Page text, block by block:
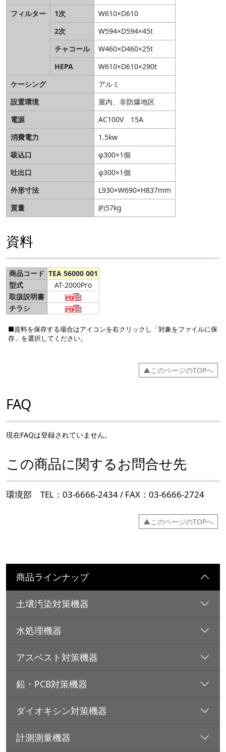
フィルター
1次
W610×D610
2次
W594×D594×45t
チャコール
W460×D460×25t
HEPA
W610×D610×290t
ケーシング
アルミ
設置環境
屋内、非防爆地区
電源
AC100V 15A
消費電力
1.5kw
吸込口
φ300×1個
吐出口
φ300×1個
外形寸法
L930×W690×H837mm
質量
約57kg
資料
商品コード TEA 56000 001
型式
AT-2000Pro
取扱説明書
チラシ
■資料を保存する場合はアイコンを右クリックし「対象をファイルに保
存」を選択してください。
▲このページのTOPへ
FAQ
現在FAQは登録されていません。
この商品に関するお問合せ先
環境部 TEL：03-6666-2434 / FAX：03-6666-2724
▲このページのTOPへ
商品ラインナップ
土壌汚染対策機器
水処理機器
アスベスト対策機器
鉛・PCB対策機器
ダイオキシン対策機器
計測測量機器